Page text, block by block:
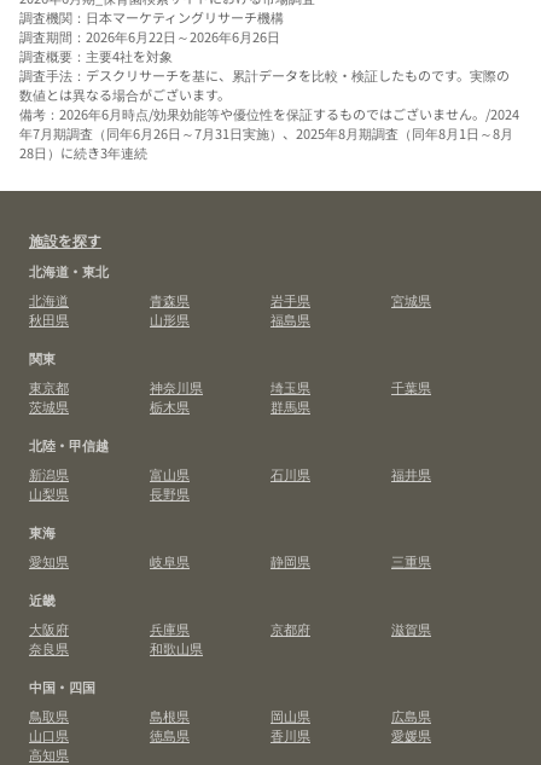
調査機関：日本マーケティングリサーチ機構
調査期間：2026年6月22日～2026年6月26日
調査概要：主要4社を対象
調査手法：デスクリサーチを基に、累計データを比較・検証したものです。実際の
数値とは異なる場合がございます。
備考：2026年6月時点/効果効能等や優位性を保証するものではございません。/2024
年7月期調査（同年6月26日～7月31日実施）、2025年8月期調査（同年8月1日～8月
28日）に続き3年連続
施設を探す
北海道・東北
北海道
青森県 岩手県
宮城県
秋田県
山形県
福島県
関東
東京都
神奈川県 埼玉県
千葉県
茨城県
栃木県
群馬県
北陸・甲信越
新潟県
富山県 石川県
福井県
山梨県
長野県
東海
愛知県
岐阜県 静岡県
三重県
近畿
大阪府
兵庫県 京都府
滋賀県
奈良県
和歌山県
中国・四国
鳥取県
島根県 岡山県
広島県
山口県
徳島県 香川県
愛媛県
高知県